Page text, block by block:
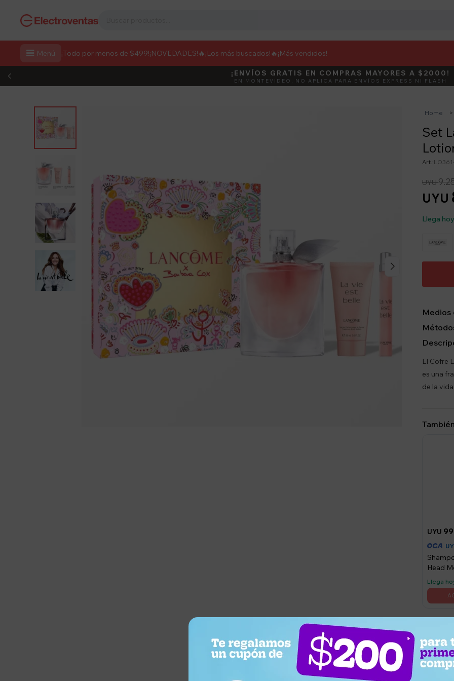
 Menú ¡Todo por menos de $499!¡NOVEDADES! 🔥¡Los más buscados!🔥 ¡Más vendidos!
DEBUT ACTIVÁ
¡ENVÍOS GRATIS EN COMPRAS MAYORES A $2000!
EN MONTEVIDEO, NO APLICA PARA ENVÍOS EXPRESS NI FLASH
Home
Set
UYU
UYU
Llega hoy
Medios
El Cofre
es una
de la vida
UYU
Head
400 Ml
Llega
¿Por qué elegir este producto?